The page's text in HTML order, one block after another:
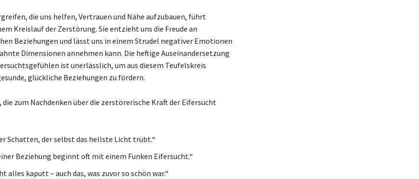
die uns helfen, Vertrauen und Nähe aufzubauen, führt
Kreislauf der Zerstörung. Sie entzieht uns die Freude an
Beziehungen und lässt uns in einem Strudel negativer Emotionen
Dimensionen annehmen kann. Die heftige Auseinandersetzung
ist unerlässlich, um aus diesem Teufelskreis
glückliche Beziehungen zu fördern.
die zum Nachdenken über die zerstörerische Kraft der Eifersucht
Schatten, der selbst das hellste Licht trübt.“
Beziehung beginnt oft mit einem Funken Eifersucht.“
alles kaputt – auch das, was zuvor so schön war.“